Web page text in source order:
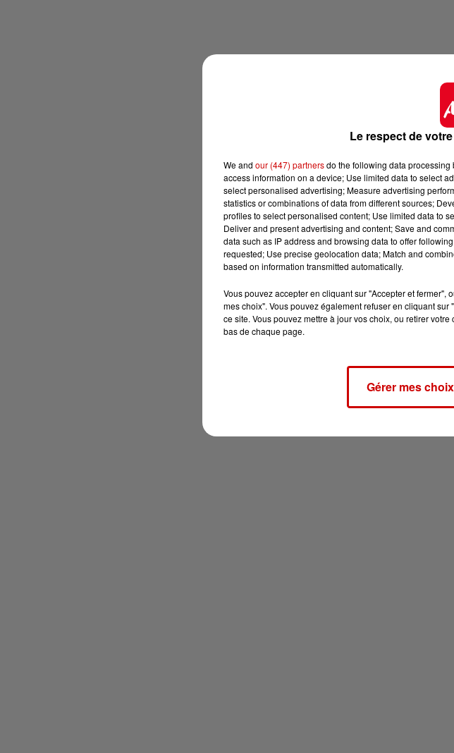
Le respect de
We and our (447) partnersdo the following data
access information on a device; Use limited data to select
select personalised advertising; Measure advertising
statistics or combinations of data from different sources;
profiles to select personalised content; Use limited data to
Deliver and present advertising and content; Save and
data such as IP address and browsing data to offer
requested; Use precise geolocation data; Match and
based on information transmitted automatically.
Vous pouvez accepter en cliquant sur "Accepter et
mes choix". Vous pouvez également refuser en cliquant
ce site. Vous pouvez mettre à jour vos choix, ou retirer
bas de chaque page.
Gérer mes choix